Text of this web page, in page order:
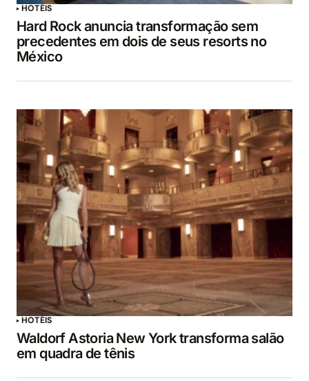
HOTÉIS
Hard Rock anuncia transformação sem
precedentes em dois de seus resorts no
México
HOTÉIS
Waldorf Astoria New York transforma salão
em quadra de tênis